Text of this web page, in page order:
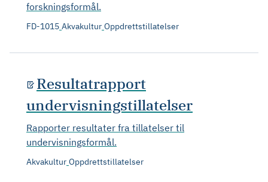
forskningsformål.
FD-1015 Akvakultur Oppdrettstillatelser
Resultatrapport
undervisningstillatelser
Rapporter resultater fra tillatelser til
undervisningsformål.
Akvakultur Oppdrettstillatelser